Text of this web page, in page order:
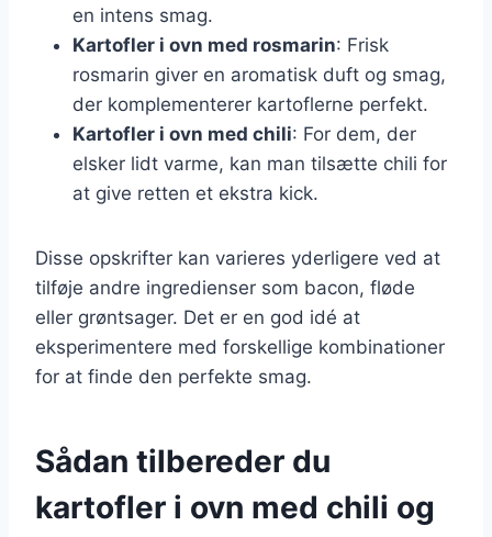
en intens smag.
Kartofler i ovn med rosmarin: Frisk
rosmarin giver en aromatisk duft og smag,
der komplementerer kartoflerne perfekt.
Kartofler i ovn med chili: For dem, der
elsker lidt varme, kan man tilsætte chili for
at give retten et ekstra kick.
Disse opskrifter kan varieres yderligere ved at
tilføje andre ingredienser som bacon, fløde
eller grøntsager. Det er en god idé at
eksperimentere med forskellige kombinationer
for at finde den perfekte smag.
Sådan tilbereder du
kartofler i ovn med chili og